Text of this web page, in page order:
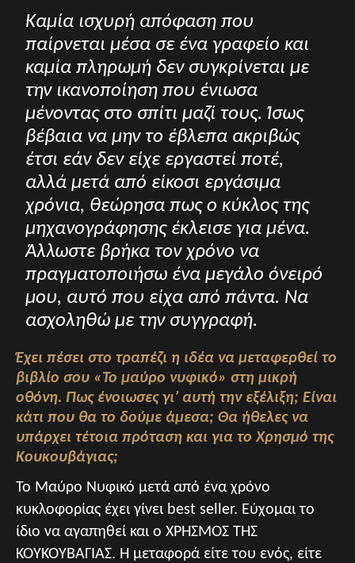
Καμία ισχυρή απόφαση που
παίρνεται μέσα σε ένα γραφείο και
καμία πληρωμή δεν συγκρίνεται με
την ικανοποίηση που ένιωσα
μένοντας στο σπίτι μαζί τους. Ίσως
βέβαια να μην το έβλεπα ακριβώς
έτσι εάν δεν είχε εργαστεί ποτέ,
αλλά μετά από είκοσι εργάσιμα
χρόνια, θεώρησα πως ο κύκλος της
μηχανογράφησης έκλεισε για μένα.
Άλλωστε βρήκα τον χρόνο να
πραγματοποιήσω ένα μεγάλο όνειρό
μου, αυτό που είχα από πάντα. Να
ασχοληθώ με την συγγραφή.
Έχει πέσει στο τραπέζι η ιδέα να μεταφερθεί το
βιβλίο σου «Το μαύρο νυφικό» στη μικρή
οθόνη. Πως ένοιωσες γι’ αυτή την εξέλιξη; Eίναι
κάτι που θα το δούμε άμεσα; Θα ήθελες να
υπάρχει τέτοια πρόταση και για το Χρησμό της
Κουκουβάγιας;
Το Μαύρο Νυφικό μετά από ένα χρόνο
κυκλοφορίας έχει γίνει best seller. Εύχομαι το
ίδιο να αγαπηθεί και ο ΧΡΗΣΜΟΣ ΤΗΣ
ΚΟΥΚΟΥΒΑΓΙΑΣ. Η μεταφορά είτε του ενός, είτε